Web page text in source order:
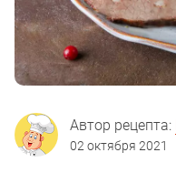
Автор рецепта:
02 октября 2021